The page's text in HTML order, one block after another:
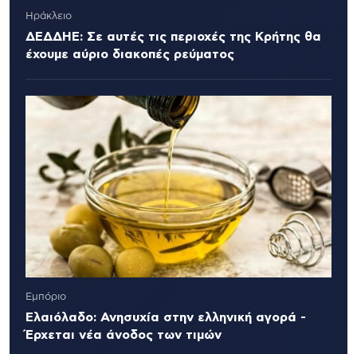
Ηράκλειο
ΔΕΔΔΗΕ: Σε αυτές τις περιοχές της Κρήτης θα
έχουμε αύριο διακοπές ρεύματος
Εμπόριο
Ελαιόλαδο: Ανησυχία στην ελληνική αγορά -
Έρχεται νέα άνοδος των τιμών